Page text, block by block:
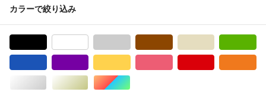
カラーで絞り込み
シルバー/銀色系ゴールド/金色系マルチカラー